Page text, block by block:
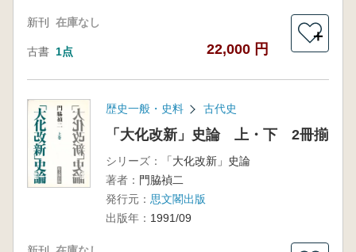
新刊 在庫なし
古書 1点 22,000 円
＋
歴史一般・史料 古代史
「大化改新」史論 上・下 2冊揃
シリーズ：
「大化改新」史論
著者： 門脇禎二
発行元： 思文閣出版
出版年： 1991/09